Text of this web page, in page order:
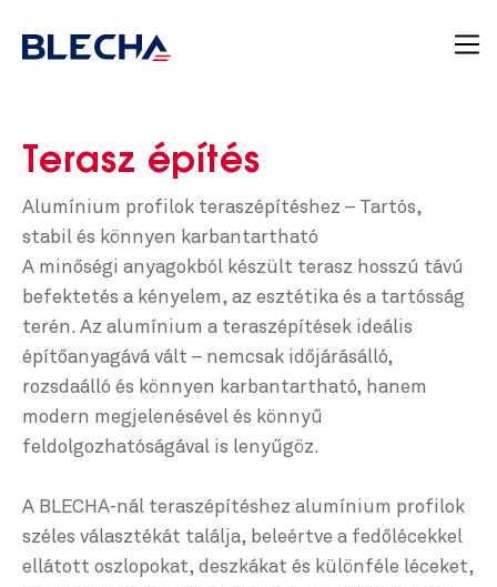
Terasz építés
Alumínium profilok teraszépítéshez – Tartós,
stabil és könnyen karbantartható
A minőségi anyagokból készült terasz hosszú távú
befektetés a kényelem, az esztétika és a tartósság
terén. Az alumínium a teraszépítések ideális
építőanyagává vált – nemcsak időjárásálló,
rozsdaálló és könnyen karbantartható, hanem
modern megjelenésével és könnyű
feldolgozhatóságával is lenyűgöz.
A BLECHA-nál teraszépítéshez alumínium profilok
széles választékát találja, beleértve a fedőlécekkel
ellátott oszlopokat, deszkákat és különféle léceket,